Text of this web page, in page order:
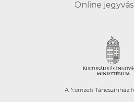
Online
A Nemzeti Táncszínház